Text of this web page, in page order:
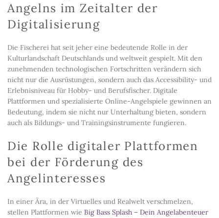
Angelns im Zeitalter der
Digitalisierung
Die Fischerei hat seit jeher eine bedeutende Rolle in der
Kulturlandschaft Deutschlands und weltweit gespielt. Mit den
zunehmenden technologischen Fortschritten verändern sich
nicht nur die Ausrüstungen, sondern auch das Accessibility- und
Erlebnisniveau für Hobby- und Berufsfischer. Digitale
Plattformen und spezialisierte Online-Angelspiele gewinnen an
Bedeutung, indem sie nicht nur Unterhaltung bieten, sondern
auch als Bildungs- und Trainingsinstrumente fungieren.
Die Rolle digitaler Plattformen
bei der Förderung des
Angelinteresses
In einer Ära, in der Virtuelles und Realwelt verschmelzen,
stellen Plattformen wie Big Bass Splash – Dein Angelabenteuer